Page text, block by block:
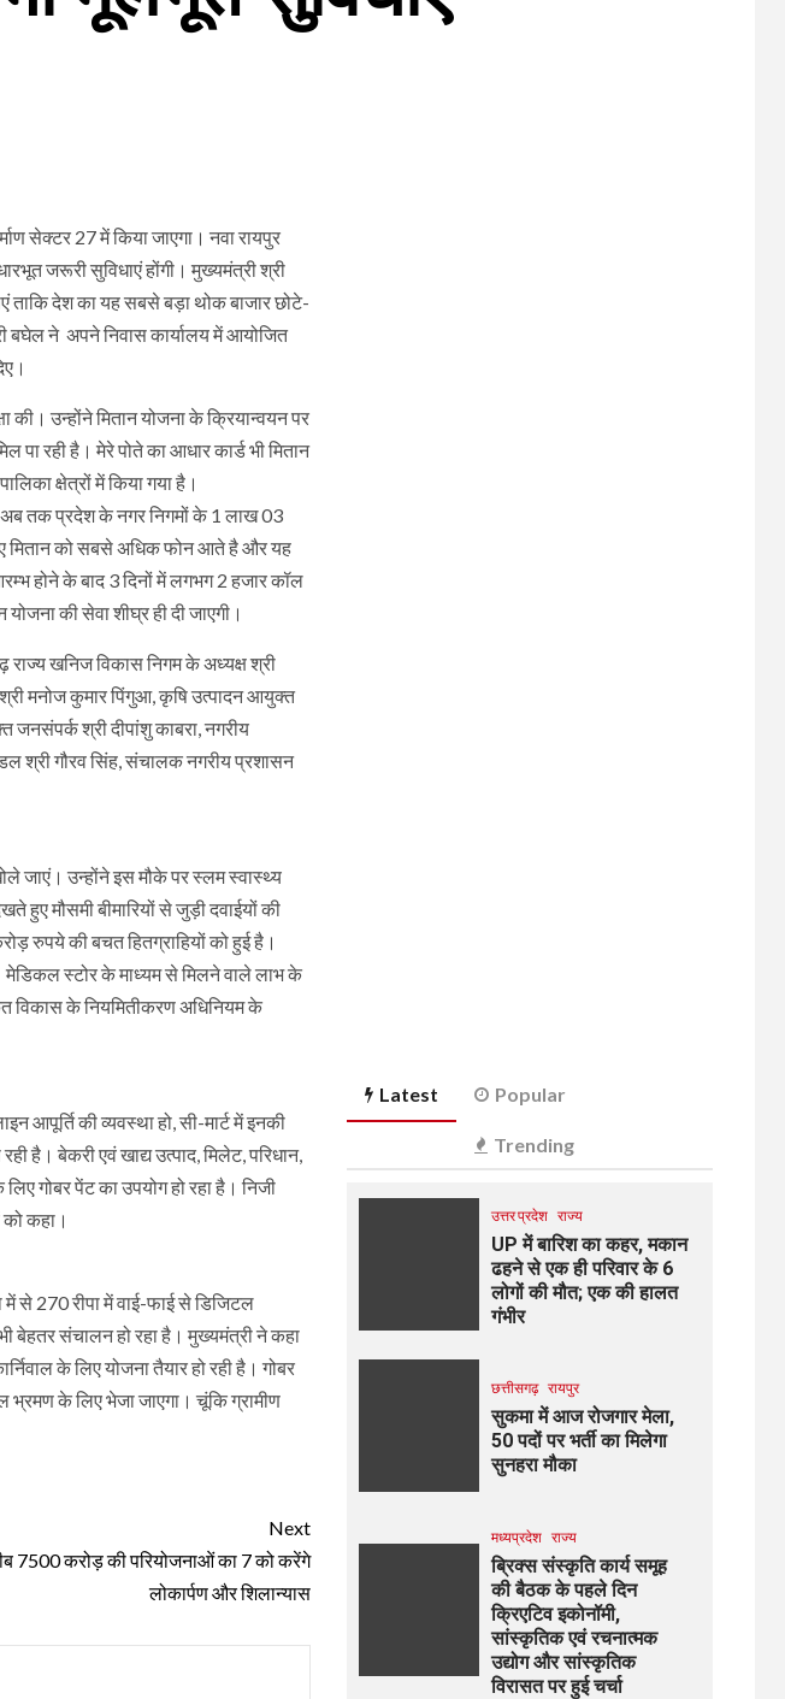
सेक्टर 27 में किया जाएगा। नवा रायपुर
जरूरी सुविधाएं होंगी। मुख्यमंत्री श्री
ताकि देश का यह सबसे बड़ा थोक बाजार छोटे-
बघेल ने अपने निवास कार्यालय में आयोजित
उन्होंने मितान योजना के क्रियान्वयन पर
पा रही है। मेरे पोते का आधार कार्ड भी मितान
क्षेत्रों में किया गया है।
अब तक प्रदेश के नगर निगमों के 1 लाख 03
मितान को सबसे अधिक फोन आते है और यह
होने के बाद 3 दिनों में लगभग 2 हजार कॉल
की सेवा शीघ्र ही दी जाएगी।
राज्य खनिज विकास निगम के अध्यक्ष श्री
मनोज कुमार पिंगुआ, कृषि उत्पादन आयुक्त
श्री दीपांशु काबरा, नगरीय
श्री गौरव सिंह, संचालक नगरीय प्रशासन
जाएं। उन्होंने इस मौके पर स्लम स्वास्थ्य
मौसमी बीमारियों से जुड़ी दवाईयों की
रुपये की बचत हितग्राहियों को हुई है।
मेडिकल स्टोर के माध्यम से मिलने वाले लाभ के
विकास के नियमितीकरण अधिनियम के
आपूर्ति की व्यवस्था हो, सी-मार्ट में इनकी
है। बेकरी एवं खाद्य उत्पाद, मिलेट, परिधान,
गोबर पेंट का उपयोग हो रहा है। निजी
को कहा।
में से 270 रीपा में वाई-फाई से डिजिटल
बेहतर संचालन हो रहा है। मुख्यमंत्री ने कहा
के लिए योजना तैयार हो रही है। गोबर
के लिए भेजा जाएगा। चूंकि ग्रामीण
Next
7500 करोड़ की परियोजनाओं का 7 को करेंगे
लोकार्पण और शिलान्यास
Latest Popular
Trending
उत्तर प्रदेश राज्य
UP में बारिश का कहर, मकान
ढहने से एक ही परिवार के 6
लोगों की मौत; एक की हालत
गंभीर
छत्तीसगढ़ रायपुर
सुकमा में आज रोजगार मेला,
50 पदों पर भर्ती का मिलेगा
सुनहरा मौका
मध्यप्रदेश राज्य
ब्रिक्स संस्कृति कार्य समूह
की बैठक के पहले दिन
क्रिएटिव इकोनॉमी,
सांस्कृतिक एवं रचनात्मक
उद्योग और सांस्कृतिक
विरासत पर हुई चर्चा